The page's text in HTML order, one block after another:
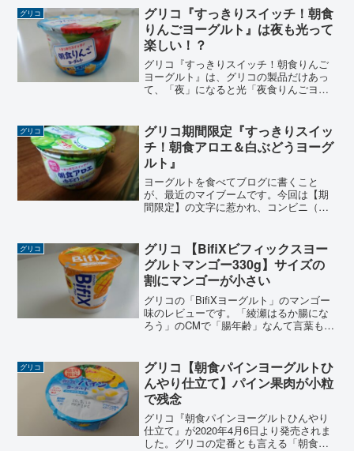
ほんとうに「さくらの香り」が感じられ
るヨーグルトです。...
グリコ
グリコ『すっきりスイッチ！朝食
りんごヨーグルト』は夜も光って
楽しい！？
グリコ『すっきりスイッチ！朝食りんご
ヨーグルト』は、グリコの製品だけあっ
て、「夜」になると光「夜食りんごヨー
きりりんご姫の謎」といったゲームな
ど、ヨーグルトを食べる以外...
グリコ
グリコ期間限定『すっきりスイッ
チ！朝食アロエ＆白ぶどうヨーグ
ルト』
ヨーグルトを食べてブログに書くこと
が、最近のマイブームです。今回は【期
間限定】の文字に惹かれ、コンビニ（セ
す 。このヨーグルトはグリコのホームペ
ージでは『朝食りんごヨ...
グリコ
グリコ 【BifiXビフィックスヨー
グルトマンゴー330g】サイズの
割にマンゴーが小さい
グリコの「BifiXヨーグルト」のマンゴー
味のレビューです。「綾瀬はるか腸にな
ろう」のCMで「腸年齢」なんて言葉も見
ついてのレビューですが、容器の大きさ
の割にマンゴーが小さくショックでし
た。
グリコ
グリコ【朝食パインヨーグルトひ
んやり仕立て】パイン果肉が小粒
で残念
グリコ『朝食パインヨーグルトひんやり
仕立て』が2020年4月6日より発売されま
した。グリコの定番とも言える「朝食り